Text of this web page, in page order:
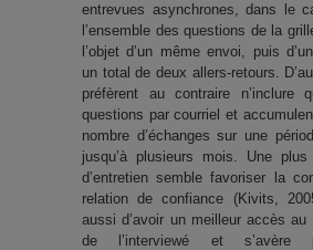
entrevues asynchrones, dans le
l’ensemble des questions de la
l’objet d’un même envoi, puis
un total de deux allers-retours.
préfèrent au contraire n’inclure
questions par courriel et
nombre d’échanges sur une
jusqu’à plusieurs mois. Une
d’entretien semble favoriser la
relation de confiance (Kivits,
aussi d’avoir un meilleur accès
de l’interviewé et s’avère